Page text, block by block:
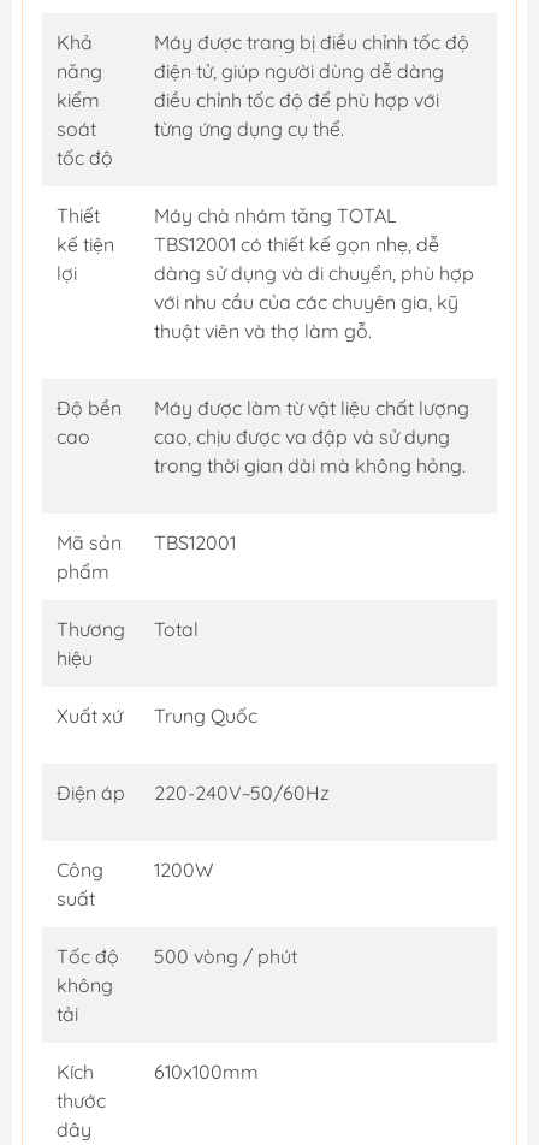
Khả
năng
kiểm
soát
tốc độ
Máy được trang bị điều chỉnh tốc độ
điện tử, giúp người dùng dễ dàng
điều chỉnh tốc độ để phù hợp với
từng ứng dụng cụ thể.
Thiết
kế tiện
lợi
Máy chà nhám tăng TOTAL
TBS12001 có thiết kế gọn nhẹ, dễ
dàng sử dụng và di chuyển, phù hợp
với nhu cầu của các chuyên gia, kỹ
thuật viên và thợ làm gỗ.
Độ bền
cao
Máy được làm từ vật liệu chất lượng
cao, chịu được va đập và sử dụng
trong thời gian dài mà không hỏng.
Mã sản
phẩm
TBS12001
Thương
hiệu
Total
Xuất xứ Trung Quốc
Điện áp 220-240V~50/60Hz
Công
suất
1200W
Tốc độ
không
tải
500 vòng / phút
Kích
thước
dây
610x100mm